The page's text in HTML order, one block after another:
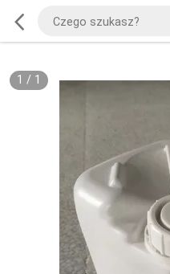
1 / 1